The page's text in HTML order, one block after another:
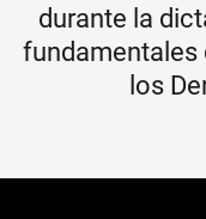
durante la
fundamentales
los